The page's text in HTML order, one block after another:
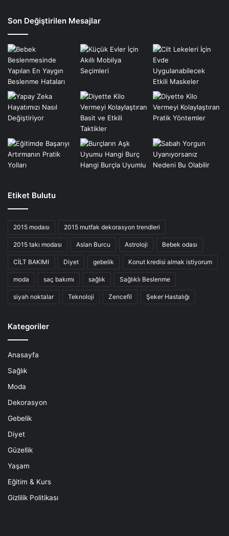
Son Değiştirilen Mesajlar
Etiket Bulutu
2015 modası 2015 mutfak dekorasyon trendleri
2015 takı modası Aslan Burcu Astroloji Bebek odası
CİLT BAKIMI Diyet gebelik Konut kredisi almak istiyorum
moda saç bakımı sağlık Sağlıklı Beslenme
siyah noktalar Teknoloji Zencefil Şeker Hastalığı
Kategoriler
Anasayfa
Sağlık
Moda
Dekorasyon
Gebelik
Diyet
Güzellik
Yaşam
Eğitim & Kurs
Gizlilik Politikası